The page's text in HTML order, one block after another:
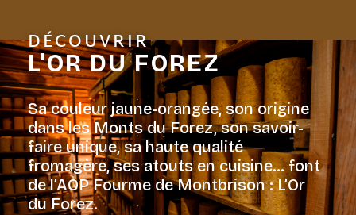
DÉCOUVRIR
L'OR DU FOREZ
Sa couleur jaune-orangée, son origine
dans les Monts du Forez, son savoir-
faire unique, sa haute qualité
fromagère, ses atouts en cuisine… font
de l’AOP Fourme de Montbrison : L’Or
du Forez.